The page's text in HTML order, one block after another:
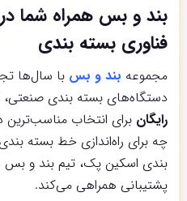
بند و بس همراه شما
فناوری بسته بندی
مجموعه بند و بس با سال‌ها
دستگاه‌های بسته بندی صنعتی،
رایگان برای انتخاب
چه برای راه‌اندازی خط بسته
بندی اسکین پک، تیم بند و بس
پشتیبانی همراهی می‌کند.